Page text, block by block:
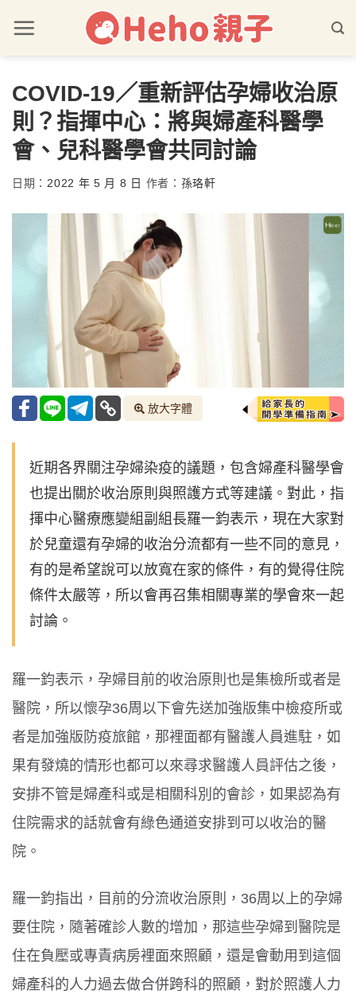
COVID-19／重新評估孕婦收治原
則？指揮中心：將與婦產科醫學
會、兒科醫學會共同討論
日期： 2022 年 5 月 8 日 作者： 孫珞軒
放大字體
近期各界關注孕婦染疫的議題，包含婦產科醫學會
也提出關於收治原則與照護方式等建議。對此，指
揮中心醫療應變組副組長羅一鈞表示，現在大家對
於兒童還有孕婦的收治分流都有一些不同的意見，
有的是希望說可以放寬在家的條件，有的覺得住院
條件太嚴等，所以會再召集相關專業的學會來一起
討論。
羅一鈞表示，孕婦目前的收治原則也是集檢所或者是
醫院，所以懷孕36周以下會先送加強版集中檢疫所或
者是加強版防疫旅館，那裡面都有醫護人員進駐，如
果有發燒的情形也都可以來尋求醫護人員評估之後，
安排不管是婦產科或是相關科別的會診，如果認為有
住院需求的話就會有綠色通道安排到可以收治的醫
院。
羅一鈞指出，目前的分流收治原則，36周以上的孕婦
要住院，隨著確診人數的增加，那這些孕婦到醫院是
住在負壓或專責病房裡面來照顧，還是會動用到這個
婦產科的人力過去做合併跨科的照顧，對於照護人力